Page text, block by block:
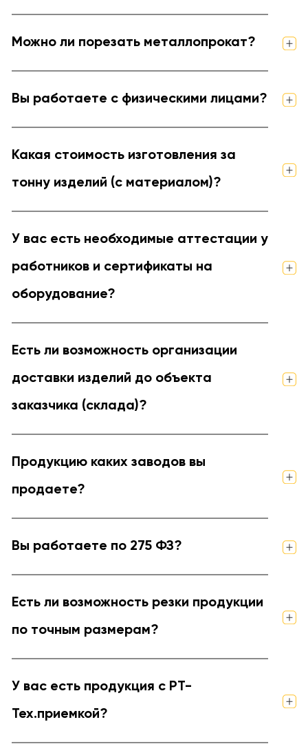
Можно ли порезать металлопрокат?
Вы работаете с физическими лицами?
Какая стоимость изготовления за
тонну изделий (с материалом)?
У вас есть необходимые аттестации у
работников и сертификаты на
оборудование?
Есть ли возможность организации
доставки изделий до объекта
заказчика (склада)?
Продукцию каких заводов вы
продаете?
Вы работаете по 275 ФЗ?
Есть ли возможность резки продукции
по точным размерам?
У вас есть продукция с РТ-
Тех.приемкой?